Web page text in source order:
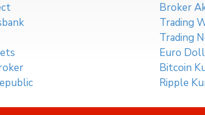
Broker
Trading
Trading
Euro
Bitcoin
Ripple